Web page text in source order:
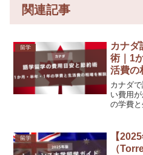
関連記事
留学
カナダ
術｜1
活費の
カナダ
い費用
の学費
留学
【
（